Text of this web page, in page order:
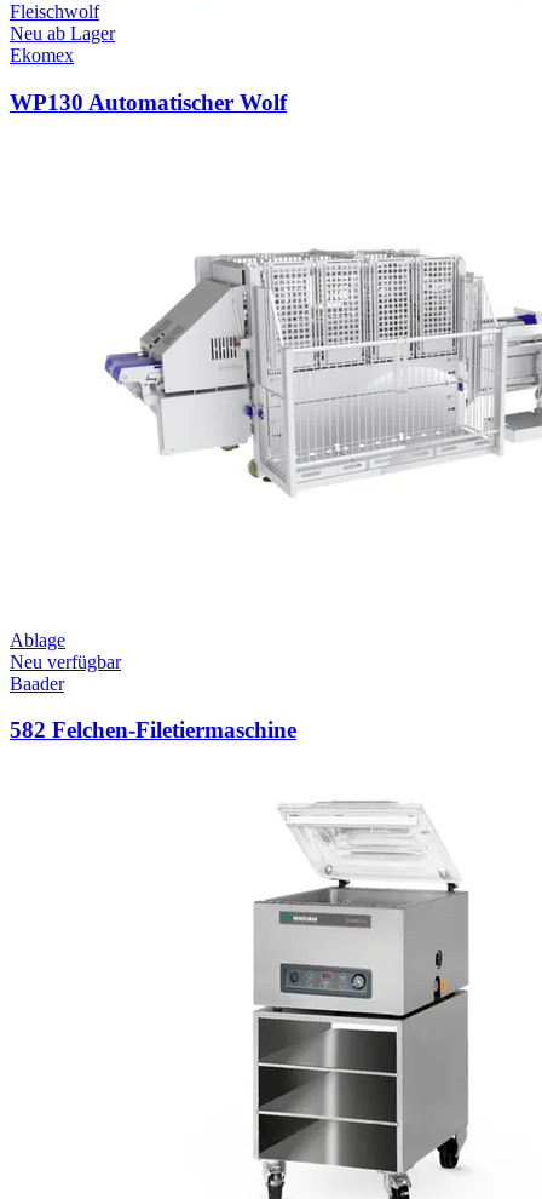
Fleischwolf
Neu ab Lager
Ekomex
WP130 Automatischer Wolf
Ablage
Neu verfügbar
Baader
582 Felchen-Filetiermaschine